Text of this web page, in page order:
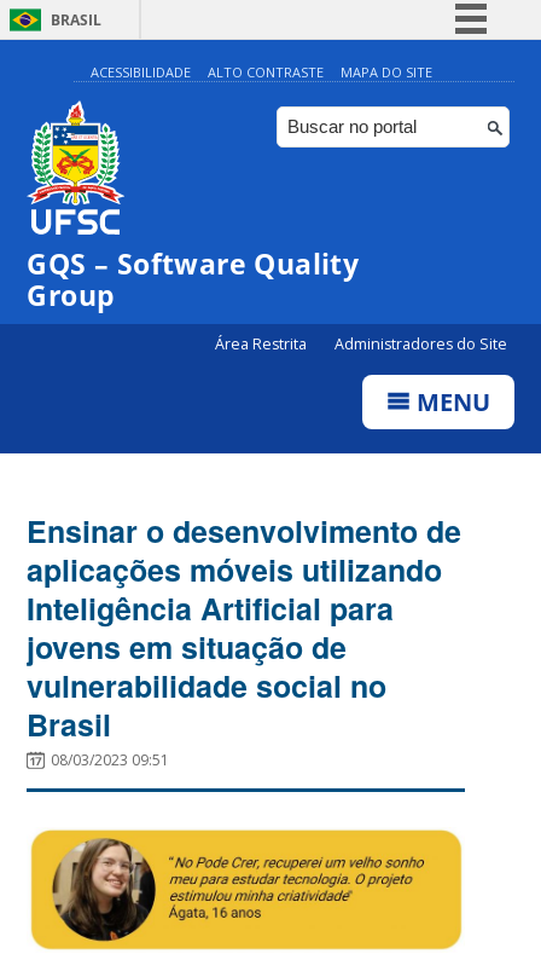
BRASIL
Simplifique!
Comunica BR
Participe
Canais
ACESSIBILIDADE ALTO CONTRASTE MAPA DO SITE
GQS – Software Quality
Group
Área Restrita Administradores do Site
MENU
Ensinar o desenvolvimento de
aplicações móveis utilizando
Inteligência Artificial para
jovens em situação de
vulnerabilidade social no
Brasil
08/03/2023 09:51